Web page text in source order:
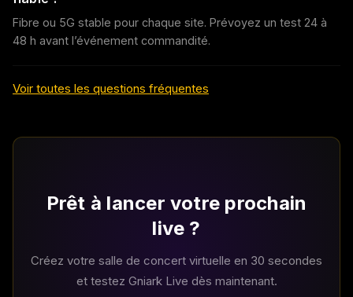
Fibre ou 5G stable pour chaque site. Prévoyez un test 24 à
48 h avant l’événement commandité.
Voir toutes les questions fréquentes
Prêt à lancer votre prochain
live ?
Créez votre salle de concert virtuelle en 30 secondes
et testez Gniark Live dès maintenant.